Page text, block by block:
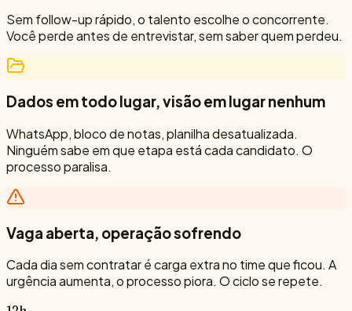
Sem follow-up rápido, o talento escolhe o concorrente.
Você perde antes de entrevistar, sem saber quem perdeu.
Dados em todo lugar, visão em lugar nenhum
WhatsApp, bloco de notas, planilha desatualizada.
Ninguém sabe em que etapa está cada candidato. O
processo paralisa.
Vaga aberta, operação sofrendo
Cada dia sem contratar é carga extra no time que ficou. A
urgência aumenta, o processo piora. O ciclo se repete.